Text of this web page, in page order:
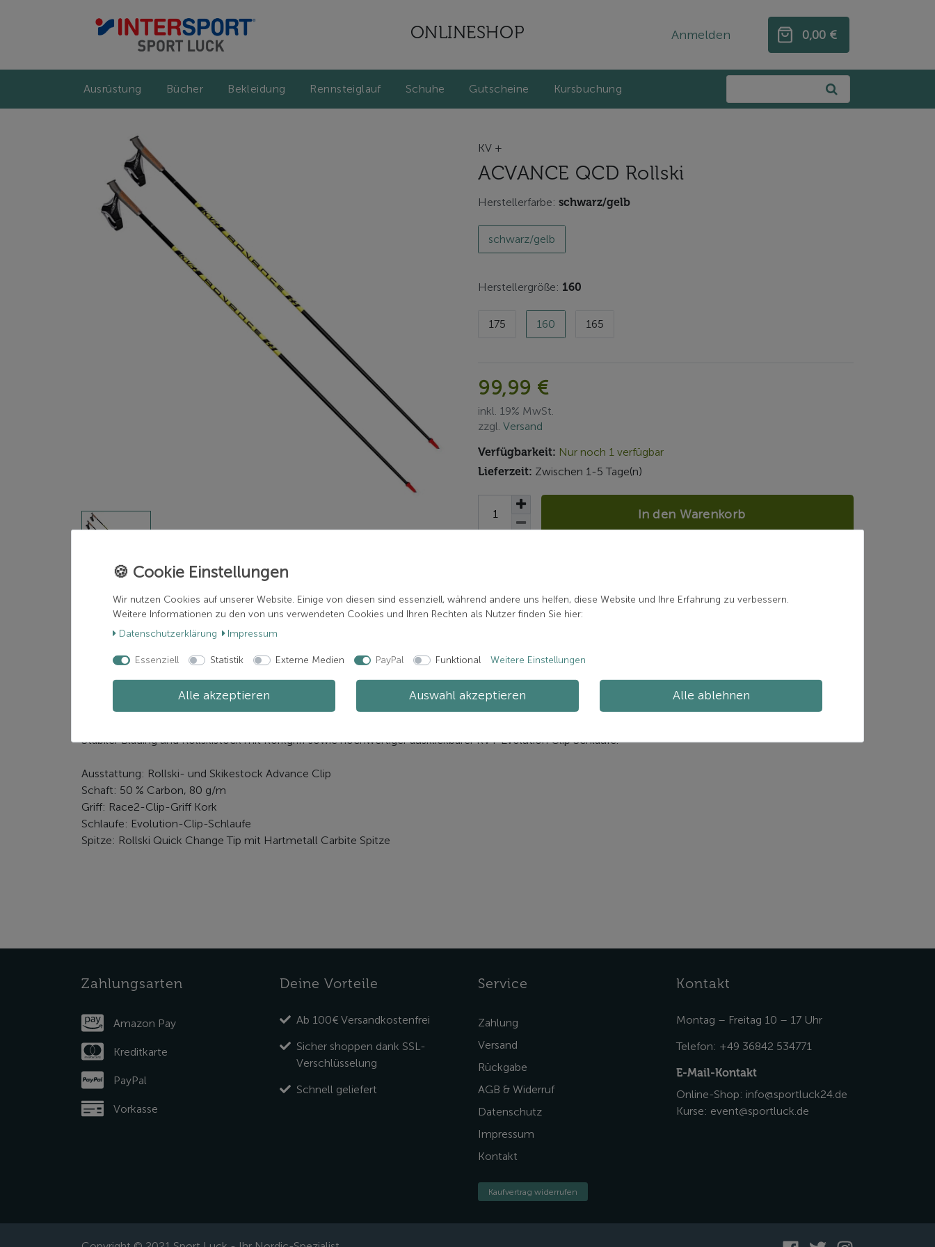
ONLINESHOP Anmelden 0,00 €
Ausrüstung Bücher Bekleidung Rennsteiglauf Schuhe Gutscheine Kursbuchung
KV +
ACVANCE QCD Rollski
Herstellerfarbe: schwarz/gelb
schwarz/gelb
Herstellergröße: 160
175 160 165
99,99 €
inkl. 19% MwSt.
zzgl. Versand
Verfügbarkeit: Nur noch 1 verfügbar
Lieferzeit: Zwischen 1-5 Tage(n)
In den Warenkorb
Beschreibung Zusätzliche Informationen
KV + ACVANCE QCD Rollski
Stabiler Blading und Rollskistock mit Korkgriff sowie hochwertiger ausklickbarer KV+ Evolution Clip Schlaufe.
Ausstattung: Rollski- und Skikestock Advance Clip
Schaft: 50 % Carbon, 80 g/m
Griff: Race2-Clip-Griff Kork
Schlaufe: Evolution-Clip-Schlaufe
Spitze: Rollski Quick Change Tip mit Hartmetall Carbite Spitze
Zahlungsarten
Amazon Pay
Kreditkarte
PayPal
Vorkasse
Deine Vorteile
Ab 100€ Versandkostenfrei
Sicher shoppen dank SSL-
Verschlüsselung
Schnell geliefert
Service
Zahlung
Versand
Rückgabe
AGB & Widerruf
Datenschutz
Impressum
Kontakt
Kaufvertrag widerrufen
Kontakt
Montag – Freitag 10 – 17 Uhr
Telefon: +49 36842 534771
E-Mail-Kontakt
Online-Shop: info@sportluck24.de
Kurse: event@sportluck.de
Wir nutzen Cookies auf unserer Website. Einige von diesen sind essenziell, während andere uns helfen, diese Website und Ihre Erfahrung zu verbessern.
Weitere Informationen zu den von uns verwendeten Cookies und Ihren Rechten als Nutzer finden Sie hier:
Daten­schutz­erklärung
Impressum
Essenziell Statistik Externe Medien PayPal Funktional Weitere Einstellungen
Alle akzeptieren Auswahl akzeptieren Alle ablehnen